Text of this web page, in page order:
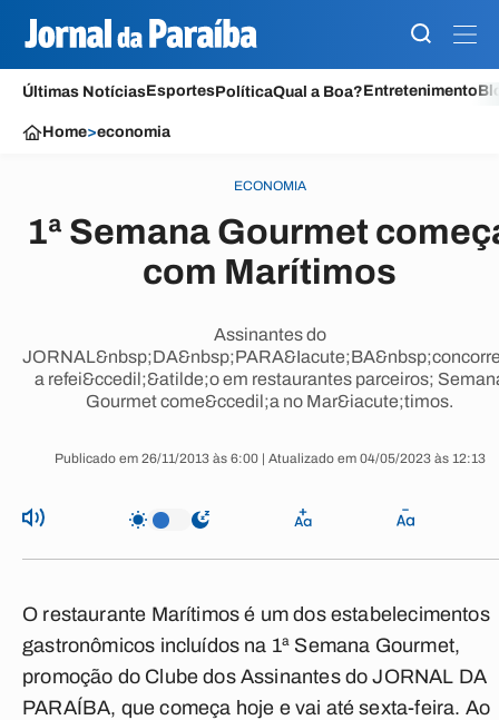
Últimas NotíciasEsportesPolíticaQual a Boa?Entretenimento
Home>economia
ECONOMIA
1ª Semana Gourmet
com Marítimos
Assinantes do
a refei&ccedil;&atilde;o em restaurantes parceiros;
Gourmet come&ccedil;a no Mar&iacute;timos.
Publicado em 26/11/2013 às 6:00 | Atualizado em 04/05/2023 às 12:13
O restaurante Marítimos é um dos estabelecimentos
gastronômicos incluídos na 1ª Semana Gourmet,
promoção do Clube dos Assinantes doJORNAL DA
PARAÍBA, que começa hoje e vai até sexta-feira. Ao